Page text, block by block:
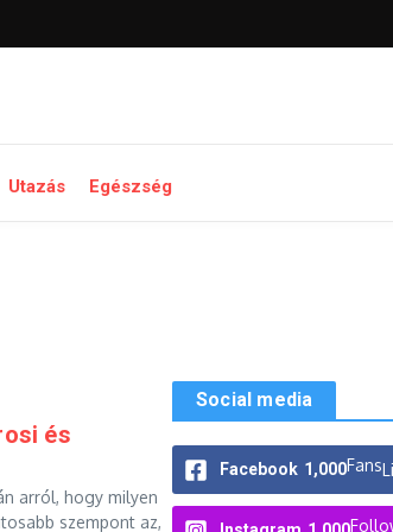
Utazás Egészség
és
arról, hogy milyen
szempont az,
Social media
Facebook 1,000Fans